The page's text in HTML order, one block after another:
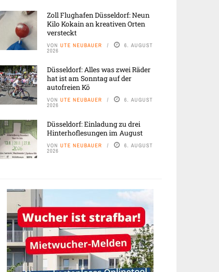
Zoll Flughafen Düsseldorf: Neun
Kilo Kokain an kreativen Orten
versteckt
VON UTE NEUBAUER 6. AUGUST
2026
Düsseldorf: Alles was zwei Räder
hat ist am Sonntag auf der
autofreien Kö
VON UTE NEUBAUER 6. AUGUST
2026
Düsseldorf: Einladung zu drei
Hinterhoflesungen im August
VON UTE NEUBAUER 6. AUGUST
2026